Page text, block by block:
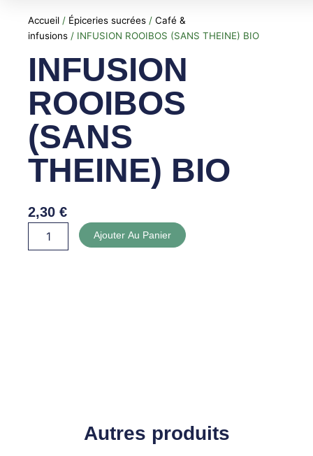
Accueil / Épiceries sucrées /Café &
infusions / INFUSION ROOIBOS (SANS THEINE) BIO
INFUSION
ROOIBOS
(SANS
THEINE) BIO
2,30€
Ajouter Au Panier
Autres produits